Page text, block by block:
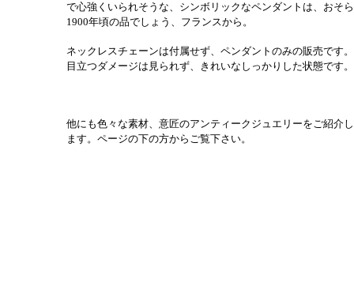
で心強くいられそうな、シンボリックなペンダントは、おそ
1900年頃の品でしょう、フランスから。
ネックレスチェーンは付属せず、ペンダントのみの販売です
目立つダメージは見られず、きれいなしっかりした状態です。
他にも色々な素材、意匠のアンティークジュエリーをご紹介
ます。ページの下の方からご覧下さい。